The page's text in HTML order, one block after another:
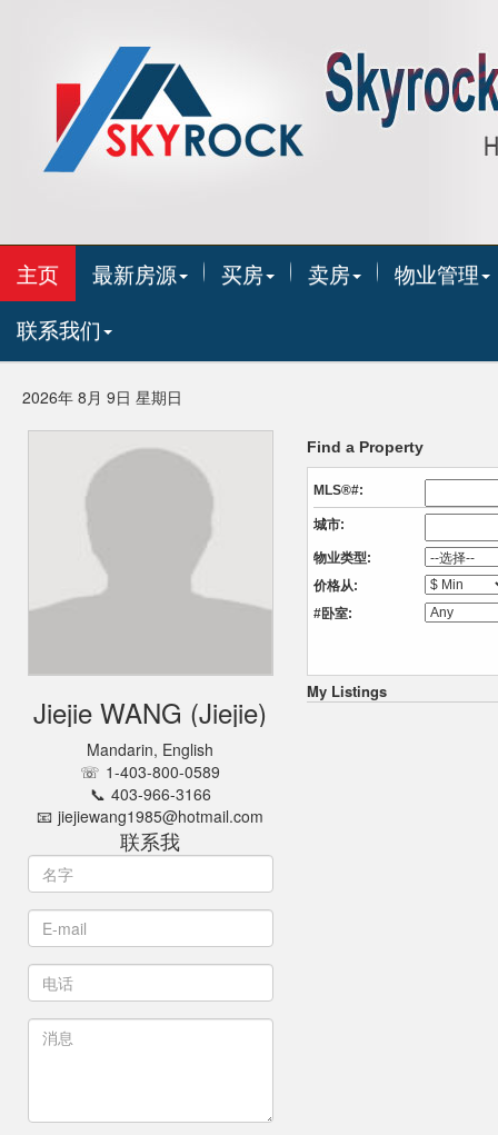
主页 最新房源 买房 卖房
物业管理
联系我们
2026年 8月 9日 星期日
Jiejie WANG Jiejie
Mandarin, English
1-403-800-0589
403-966-3166
jiejiewang1985@hotmail.com
联系我
Find a Property
MLS®#:
城市:
物业类型:
价格从:
#卧室:
My Listings